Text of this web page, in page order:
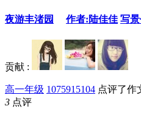
夜游丰渚园 作者:陆佳佳 写
贡献 :
高一年级 1075915104 点评了作
3 点评